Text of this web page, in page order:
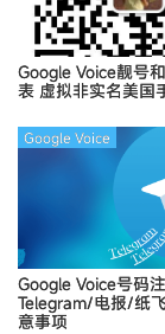
Google Voice靓号
表 虚拟非实名美国
Google Voice号码
Telegram/电报/纸
意事项
Google Voice